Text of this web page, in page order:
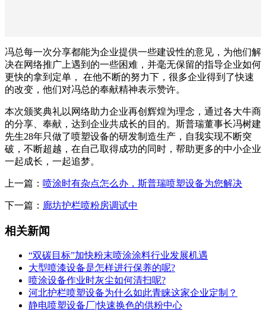
冯总每一次分享都能为企业提供一些建设性的意见，为他们解
决在网络推广上遇到的一些困难，并毫无保留的指导企业如何
更快的拿到定单， 在他不断的努力下，很多企业得到了快速
的改变，他们对冯总的奉献精神表示赞许。
本次颁奖典礼以网络助力企业再创辉煌为理念，通过各大牛商
的分享、奉献，达到企业共成长的目的。斯普瑞董事长冯树建
先生28年只做了喷塑设备的研发制造生产，自我实现不断突
破，不断超越，在自己取得成功的同时，帮助更多的中小企业
一起成长，一起追梦。
上一篇： 喷涂时有杂点怎么办，斯普瑞喷塑设备为您解决
下一篇： 廊坊护栏喷粉房调试中
相关新闻
“双碳目标”加快粉末喷涂涂料行业发展机遇
大型喷漆设备是怎样进行保养的呢?
喷涂设备作业时灰尘如何清扫呢?
河北护栏喷塑设备为什么如此青睐这家企业定制？
静电喷塑设备厂|快速换色的供粉中心